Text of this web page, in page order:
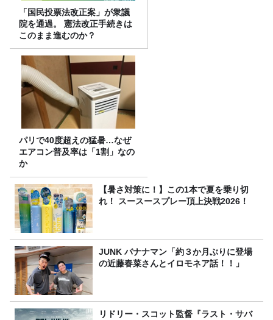
「国民投票法改正案」が衆議
院を通過。 憲法改正手続きは
このまま進むのか？
パリで40度超えの猛暑…なぜ
エアコン普及率は「1割」なの
か
【暑さ対策に！】この1本で夏を乗り切
れ！ スースースプレー頂上決戦2026！
JUNK バナナマン「約３か月ぶりに登場
の近藤春菜さんとイロモネア話！！」
リドリー・スコット監督『ラスト・サバ